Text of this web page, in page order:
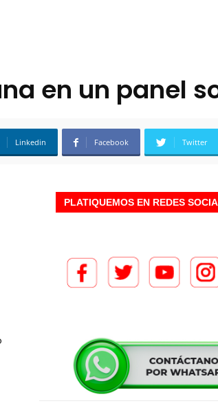
en un panel
Linkedin Facebook Twitter
PLATIQUEMOS EN REDES